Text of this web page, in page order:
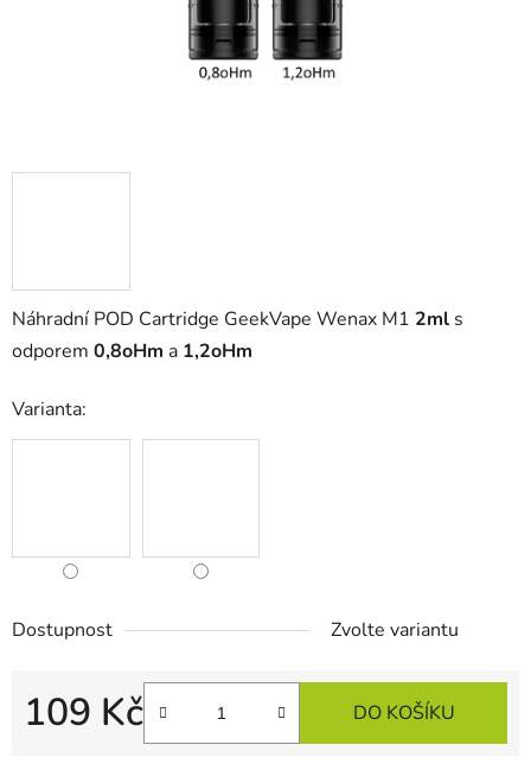
Náhradní POD Cartridge GeekVape Wenax M1 2ml s
odporem 0,8oHm a 1,2oHm
Varianta:
Dostupnost Zvolte variantu
109 Kč DO KOŠÍKU